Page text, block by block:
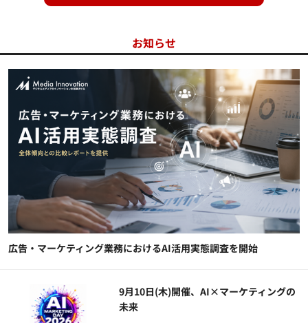
お知らせ
広告・マーケティング業務におけるAI活用実態調査を開始
9月10日(木)開催、AI×マーケティングの
未来